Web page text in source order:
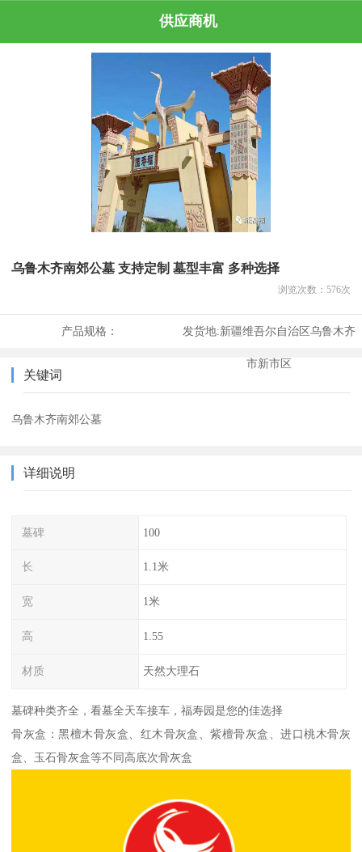
供应商机
乌鲁木齐南郊公墓 支持定制 墓型丰富 多种选择
浏览次数： 576次
产品规格： 发货地:新疆维吾尔自治区乌鲁木齐
市新市区
关键词
乌鲁木齐南郊公墓
详细说明
墓碑 100
长 1.1米
宽 1米
高 1.55
材质 天然大理石
墓碑种类齐全，看墓全天车接车，福寿园是您的佳选择
骨灰盒：黑檀木骨灰盒、红木骨灰盒、紫檀骨灰盒、进口桃木骨灰
盒、玉石骨灰盒等不同高底次骨灰盒